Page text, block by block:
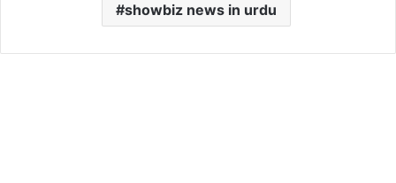
showbiz news in urdu